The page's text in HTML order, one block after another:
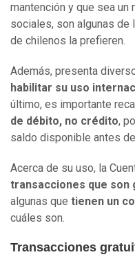
mantención y que sea
sociales, son algunas
de chilenos la prefieren.
Además, presenta
habilitar su uso
último, es importante
de débito, no crédito,
saldo disponible antes
Acerca de su uso, la
transacciones que son
algunas que tienen un
cuáles son.
Transacciones